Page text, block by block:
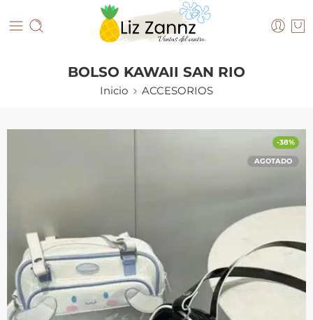
BOLSO KAWAII SAN RIO
Inicio ACCESORIOS
-38%
AGOTADO